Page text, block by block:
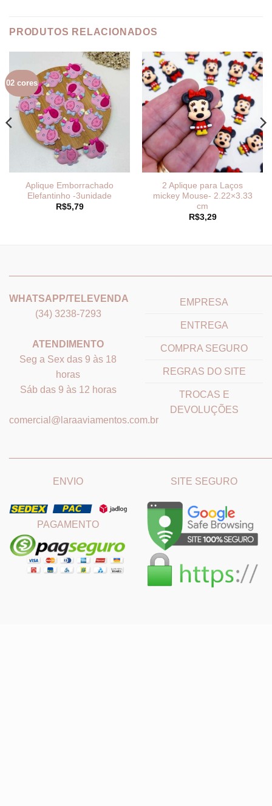
PRODUTOS RELACIONADOS
02 cores
Aplique Emborrachado
Elefantinho -3unidade
R$5,79
2 Aplique para Laços
mickey Mouse- 2.22×3.33
cm
R$3,29
WHATSAPP/TELEVENDA
(34) 3238-7293
ATENDIMENTO
Seg a Sex das 9 às 18
horas
Sáb das 9 às 12 horas
comercial@laraaviamentos.com.br
EMPRESA
ENTREGA
COMPRA SEGURO
REGRAS DO SITE
TROCAS E
DEVOLUÇÕES
ENVIO
PAGAMENTO
SITE SEGURO